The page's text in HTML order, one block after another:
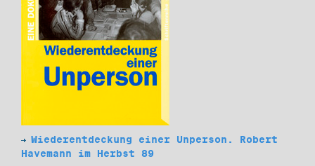
Wiederentdeckung einer Unperson. Robert
Havemann im Herbst 89